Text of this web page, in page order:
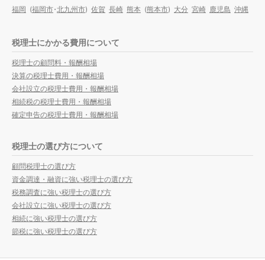
福岡 (福岡市・北九州市) 佐賀 長崎 熊本 (熊本市) 大分 宮崎 鹿児島 沖縄
税理士にかかる費用について
税理士の顧問料・報酬相場
決算の税理士費用・報酬相場
会社設立の税理士費用・報酬相場
相続税の税理士費用・報酬相場
確定申告の税理士費用・報酬相場
税理士の選び方について
顧問税理士の選び方
資金調達・融資に強い税理士の選び方
税務調査に強い税理士の選び方
会社設立に強い税理士の選び方
相続に強い税理士の選び方
節税に強い税理士の選び方